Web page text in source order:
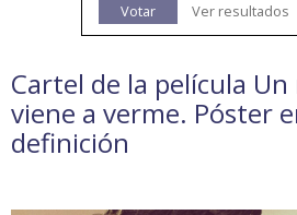
Votar
Ver resultados
Cartel de la película
viene a verme. Póster
definición